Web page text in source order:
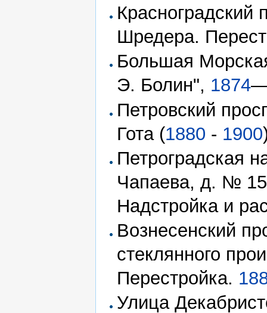
Шредера.
Большая
Э. Болин", 1874
Петровский
Гота (1880 - 1900
Петроградская
Чапаева, д. №
Надстройка и
Вознесенский
стеклянного
Перестройка.
Улица